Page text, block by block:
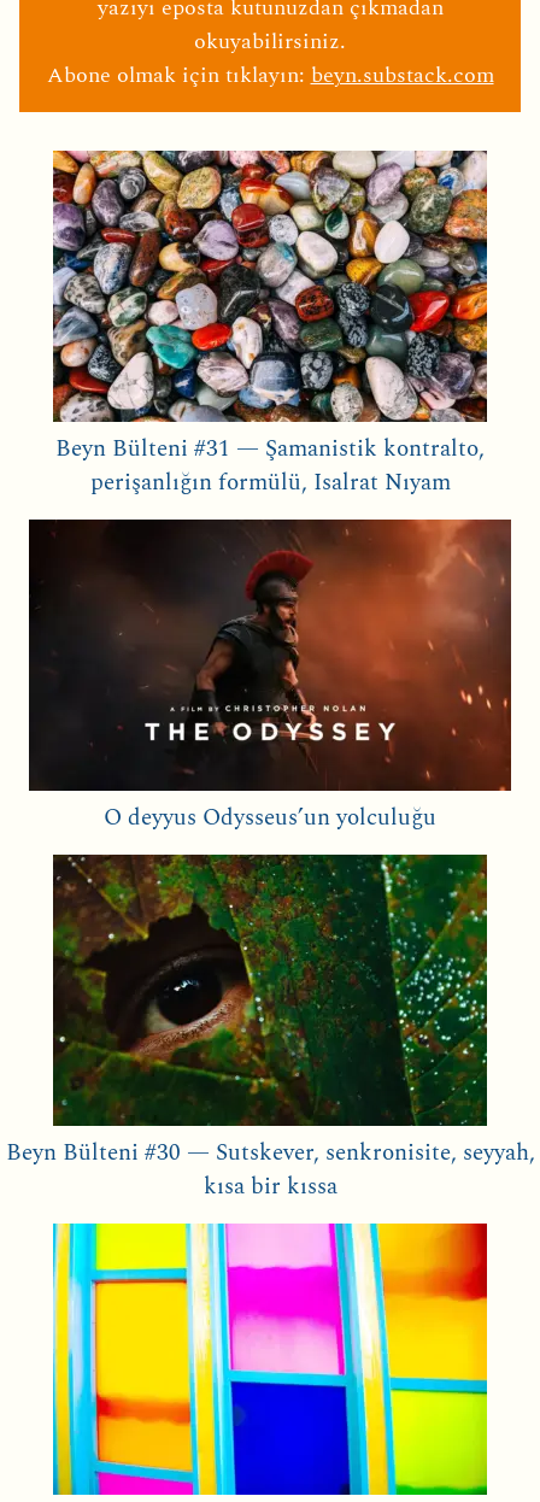
yazıyı eposta kutunuzdan çıkmadan
okuyabilirsiniz.
Abone olmak için tıklayın:beyn.substack.com
Beyn Bülteni #31 — Şamanistik kontralto,
perişanlığın formülü, Isalrat Nıyam
O deyyus Odysseus’un yolculuğu
Beyn Bülteni #30 — Sutskever, senkronisite, seyyah,
kısa bir kıssa